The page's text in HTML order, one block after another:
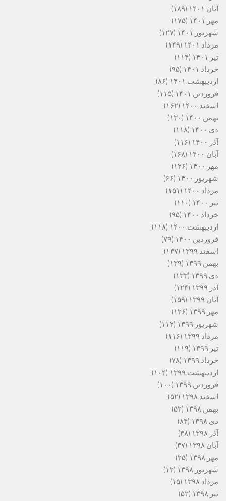
آبان ۱۴۰۱
(۱۸۹)
مهر ۱۴۰۱
(۱۷۵)
شهریور ۱۴۰۱
(۱۲۷)
مرداد ۱۴۰۱
(۱۴۹)
تیر ۱۴۰۱
(۱۱۴)
خرداد ۱۴۰۱
(۹۵)
اردیبهشت ۱۴۰۱
(۸۶)
فروردین ۱۴۰۱
(۱۱۵)
اسفند ۱۴۰۰
(۱۶۲)
بهمن ۱۴۰۰
(۱۳۰)
دی ۱۴۰۰
(۱۱۸)
آذر ۱۴۰۰
(۱۱۶)
آبان ۱۴۰۰
(۱۶۸)
مهر ۱۴۰۰
(۱۲۶)
شهریور ۱۴۰۰
(۶۶)
مرداد ۱۴۰۰
(۱۵۱)
تیر ۱۴۰۰
(۱۱۰)
خرداد ۱۴۰۰
(۹۵)
اردیبهشت ۱۴۰۰
(۱۱۸)
فروردین ۱۴۰۰
(۷۹)
اسفند ۱۳۹۹
(۱۳۷)
بهمن ۱۳۹۹
(۱۳۹)
دی ۱۳۹۹
(۱۳۳)
آذر ۱۳۹۹
(۱۲۴)
آبان ۱۳۹۹
(۱۵۹)
مهر ۱۳۹۹
(۱۲۶)
شهریور ۱۳۹۹
(۱۱۲)
مرداد ۱۳۹۹
(۱۱۶)
تیر ۱۳۹۹
(۱۱۹)
خرداد ۱۳۹۹
(۷۸)
اردیبهشت ۱۳۹۹
(۱۰۴)
فروردین ۱۳۹۹
(۱۰۰)
اسفند ۱۳۹۸
(۵۲)
بهمن ۱۳۹۸
(۵۲)
دی ۱۳۹۸
(۸۴)
آذر ۱۳۹۸
(۳۸)
آبان ۱۳۹۸
(۳۷)
مهر ۱۳۹۸
(۲۵)
شهریور ۱۳۹۸
(۱۲)
مرداد ۱۳۹۸
(۱۵)
تیر ۱۳۹۸
(۵۲)